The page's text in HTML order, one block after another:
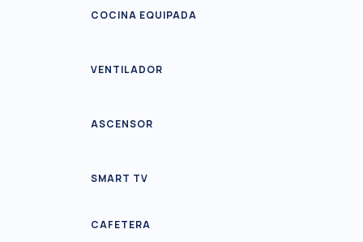
COCINA EQUIPADA
VENTILADOR
ASCENSOR
SMART TV
CAFETERA